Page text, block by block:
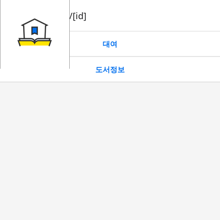
book/rent/[id]
대여
도서정보